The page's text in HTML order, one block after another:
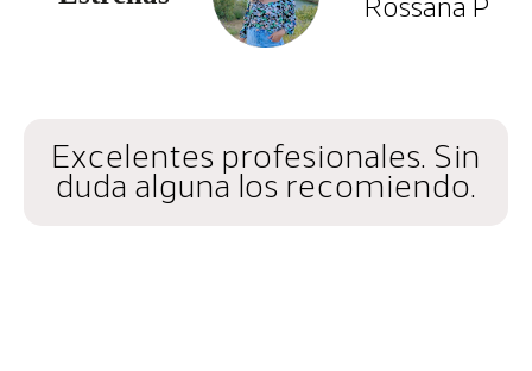
Rossana P
Excelentes profesionales. Sin
duda alguna los recomiendo.